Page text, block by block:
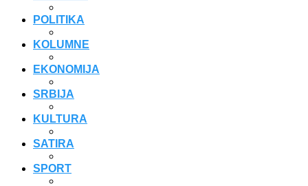
POLITIKA
KOLUMNE
EKONOMIJA
SRBIJA
KULTURA
SATIRA
SPORT